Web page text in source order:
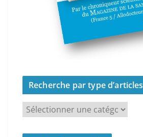
Recherche par type d’articles
e
c